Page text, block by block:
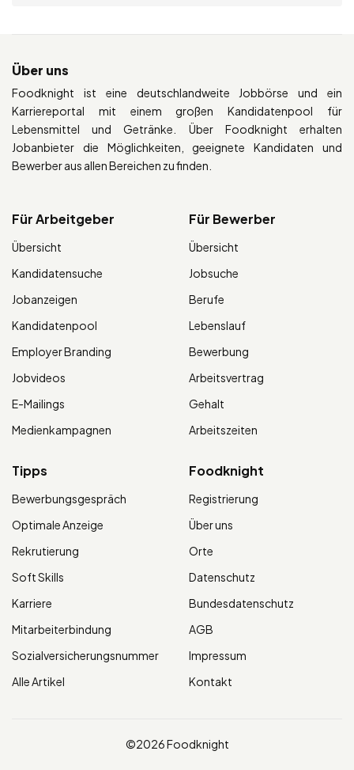
Über uns
Foodknight ist eine deutschlandweite Jobbörse und ein
Karriereportal mit einem großen Kandidatenpool für
Lebensmittel und Getränke. Über Foodknight erhalten
Jobanbieter die Möglichkeiten, geeignete Kandidaten und
Bewerber aus allen Bereichen zu finden.
Für Arbeitgeber
Übersicht
Kandidatensuche
Jobanzeigen
Kandidatenpool
Employer Branding
Jobvideos
E-Mailings
Medienkampagnen
Für Bewerber
Übersicht
Jobsuche
Berufe
Lebenslauf
Bewerbung
Arbeitsvertrag
Gehalt
Arbeitszeiten
Tipps
Bewerbungsgespräch
Optimale Anzeige
Rekrutierung
Soft Skills
Karriere
Mitarbeiterbindung
Sozialversicherungsnummer
Alle Artikel
Foodknight
Registrierung
Über uns
Orte
Datenschutz
Bundesdatenschutz
AGB
Impressum
Kontakt
©2026 Foodknight